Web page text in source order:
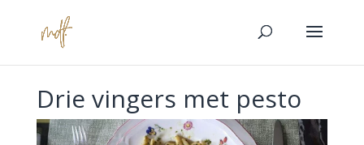
Drie vingers met pesto